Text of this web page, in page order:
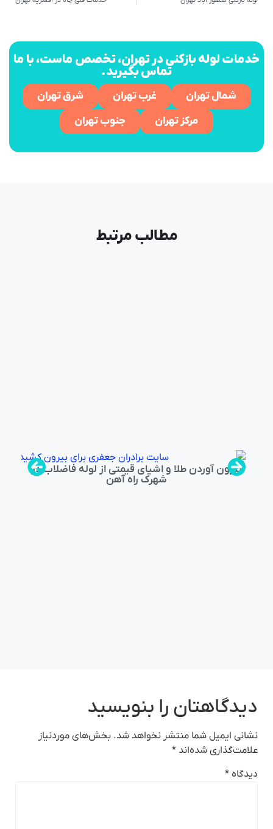
خدمات لوله بازکنی در تهران، تخصص ماست، با ما
تماس بگیرید.
شمال تهران غرب تهران
شرق تهران
مرکز تهران
جنوب تهران
مطالب مرتبط
بیرون آوردن طلا و اشیای قیمتی از لوله فاضلاب در
شهرک راه‌ آهن
دیدگاهتان را بنویسید
نشانی ایمیل شما منتشر نخواهد شد. بخش‌های موردنیاز
علامت‌گذاری شده‌اند *
دیدگاه *